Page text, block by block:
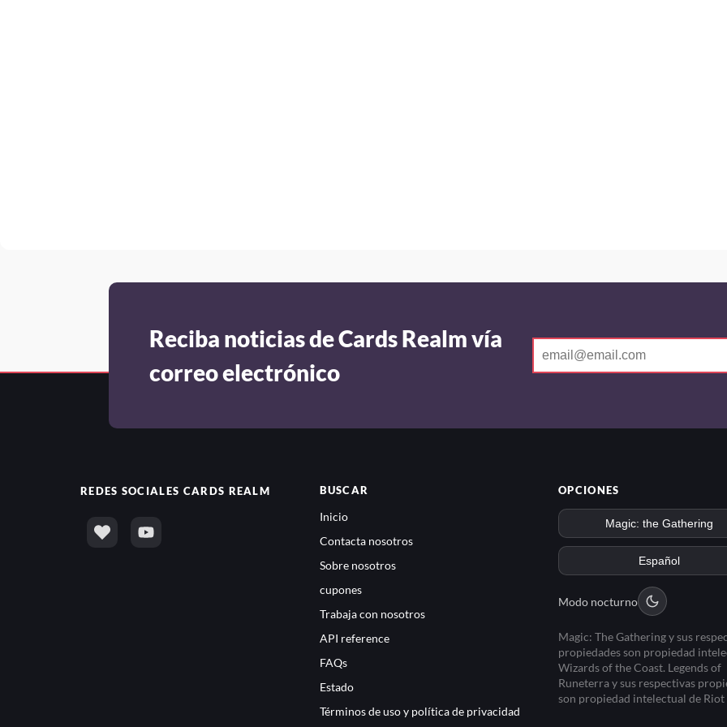
Reciba noticias de Cards Realm vía
correo electrónico
REDES SOCIALES CARDS REALM BUSCAR
Inicio
Contacta nosotros
Sobre nosotros
cupones
Trabaja con nosotros
API reference
FAQs
Estado
Términos de uso y política de privacidad
OPCIONES
Modo nocturno
Magic: The Gathering y sus
propiedades son propiedad
Wizards of the Coast. Legends of
Runeterra y sus respectivas
son propiedad intelectual de Riot